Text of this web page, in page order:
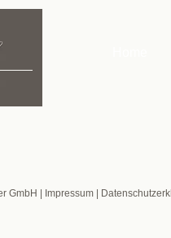
GmbH | Impressum |